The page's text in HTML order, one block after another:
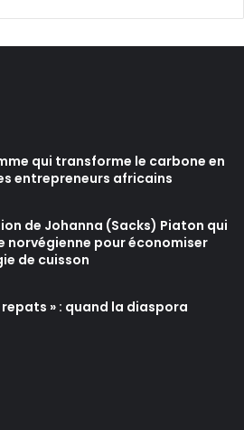
qui transforme le carbone en
entrepreneurs africains
de Johanna (Sacks) Piaton qui
norvégienne pour économiser
de cuisson
repats » : quand la diaspora